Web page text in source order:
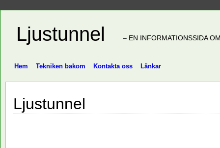
Ljustunnel – EN INFORMATIONSSIDA
Hem Tekniken bakom Kontakta oss Länkar
Ljustunnel